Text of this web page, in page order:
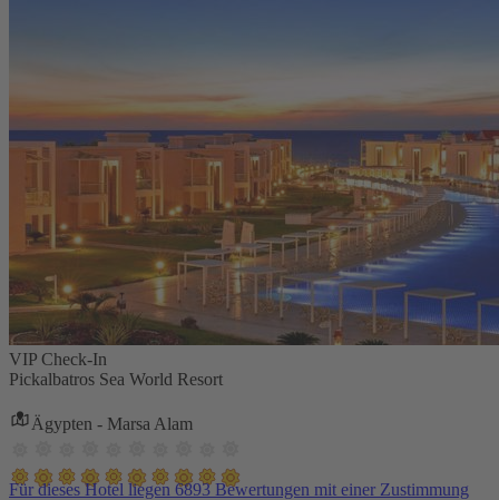
VIP Check-In
Pickalbatros Sea World Resort
Ägypten - Marsa Alam
Für dieses Hotel liegen 6893 Bewertungen mit einer Zustimmung